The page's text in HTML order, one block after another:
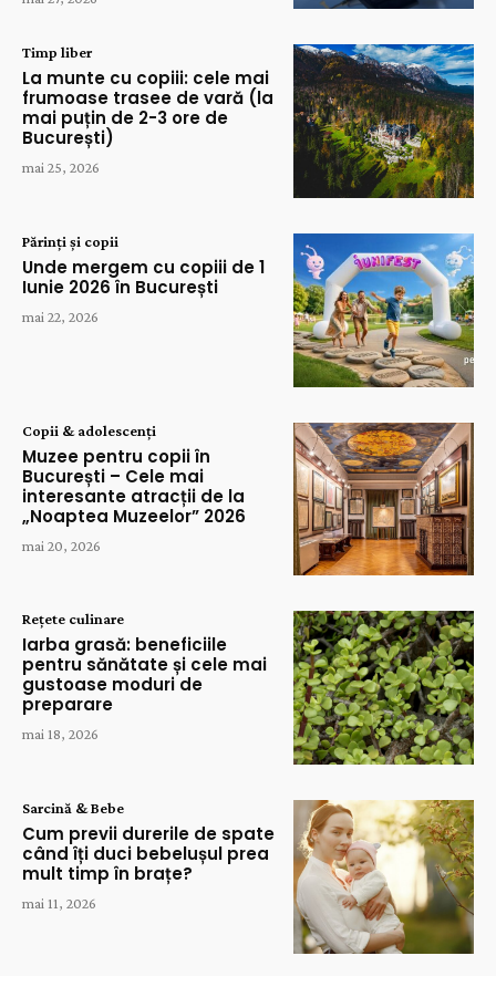
Timp liber
La munte cu copiii: cele mai
frumoase trasee de vară (la
mai puțin de 2-3 ore de
București)
mai 25, 2026
Părinți și copii
Unde mergem cu copiii de 1
Iunie 2026 în București
mai 22, 2026
Copii & adolescenți
Muzee pentru copii în
București – Cele mai
interesante atracții de la
„Noaptea Muzeelor” 2026
mai 20, 2026
Rețete culinare
Iarba grasă: beneficiile
pentru sănătate și cele mai
gustoase moduri de
preparare
mai 18, 2026
Sarcină & Bebe
Cum previi durerile de spate
când îți duci bebelușul prea
mult timp în brațe?
mai 11, 2026